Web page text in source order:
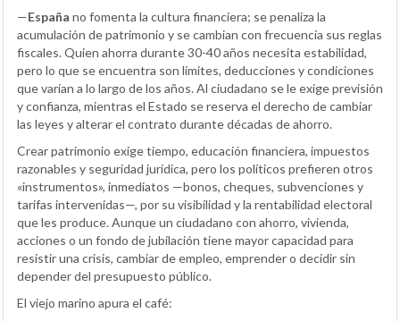
—España no fomenta la cultura financiera; se penaliza la
acumulación de patrimonio y se cambian con frecuencia sus reglas
fiscales. Quien ahorra durante 30-40 años necesita estabilidad,
pero lo que se encuentra son límites, deducciones y condiciones
que varían a lo largo de los años. Al ciudadano se le exige previsión
y confianza, mientras el Estado se reserva el derecho de cambiar
las leyes y alterar el contrato durante décadas de ahorro.
Crear patrimonio exige tiempo, educación financiera, impuestos
razonables y seguridad jurídica, pero los políticos prefieren otros
«instrumentos», inmediatos —bonos, cheques, subvenciones y
tarifas intervenidas—, por su visibilidad y la rentabilidad electoral
que les produce. Aunque un ciudadano con ahorro, vivienda,
acciones o un fondo de jubilación tiene mayor capacidad para
resistir una crisis, cambiar de empleo, emprender o decidir sin
depender del presupuesto público.
El viejo marino apura el café: